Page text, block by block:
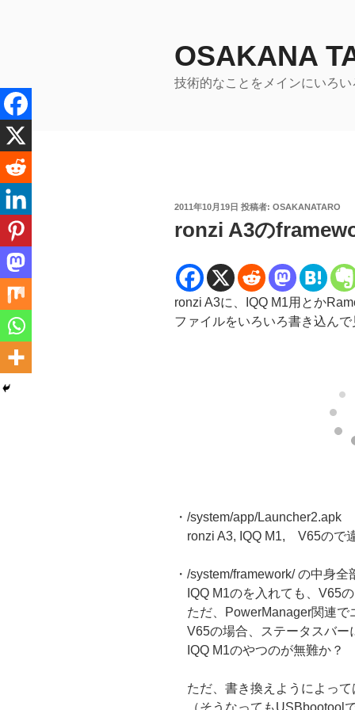
へ
ス
キ
プ
OSAKANA
技術的なことをメインにいろ
投
日:
2011年10月19日 投稿者: OSAKANATARO
ronzi A3の
ronzi A3に、IQQ M1用とか
ファイルをいろいろ書き込ん
・/system/app/Launcher2.apk
ronzi A3, IQQ M1, V65ので
・/system/framework/ の中身全
IQQ M1のを入れても、V65
ただ、PowerManager関連で
V65の場合、ステータスバー
IQQ M1のやつのが無難か？
ただ、書き換えようによって